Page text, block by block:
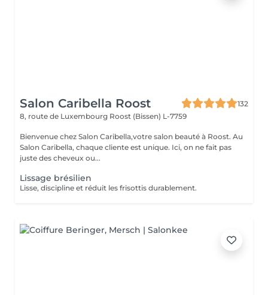
Salon Caribella Roost
132
8, route de Luxembourg Roost (Bissen) L-7759
Bienvenue chez Salon Caribella,votre salon beauté à Roost. Au
Salon Caribella, chaque cliente est unique. Ici, on ne fait pas
juste des cheveux ou...
Lissage brésilien
Lisse, discipline et réduit les frisottis durablement.